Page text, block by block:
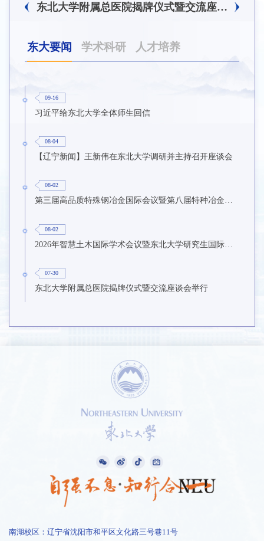
东北大学附属总医院揭牌仪式暨交流座谈会举行
东大要闻 学术科研 人才培养
09-16
习近平给东北大学全体师生回信
08-04
【辽宁新闻】王新伟在东北大学调研并主持召开座谈会
08-02
第三届高品质特殊钢冶金国际会议暨第八届特种冶金技术学术会议在东北大学召开
08-02
2026年智慧土木国际学术会议暨东北大学研究生国际暑期学校第九期在东北大学召开
07-30
东北大学附属总医院揭牌仪式暨交流座谈会举行
南湖校区：辽宁省沈阳市和平区文化路三号巷11号